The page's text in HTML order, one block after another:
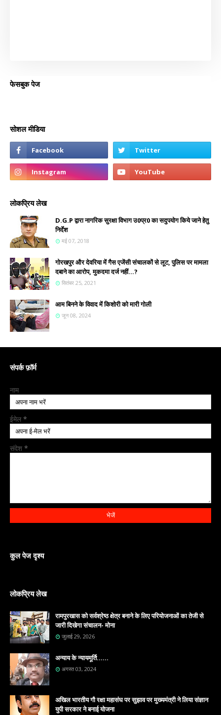
फेसबुक पेज
सोशल मीडिया
लोकप्रिय लेख
D.G.P द्वारा नागरिक सुरक्षा विभाग उ0प्र0 का सदुपयोग किये जाने हेतु
निर्देश
मई 07, 2018
गोरखपुर और देवरिया में गैस एजेंसी संचालकों से लूट, पुलिस पर मामला
दबाने का आरोप, मुकदमा दर्ज नहीं...?
सितंबर 25, 2021
आम बिनने के विवाद में किशोरी को मारी गोली
जून 08, 2024
संपर्क फ़ॉर्म
नाम
ईमेल *
संदेश *
कुल पेज दृश्य
लोकप्रिय लेख
रामपुरखास को सर्वश्रेष्ठ क्षेत्र बनाने के लिए परियोजनाओं का तेजी से
जारी दिखेगा संचालन- मोना
जुलाई 29, 2026
अन्याय के न्यायमूर्ति......
अगस्त 03, 2024
अखिल भारतीय गौ रक्षा महासंघ पर सुझाव पर मुख्यमंत्री ने लिया संज्ञान
युपी सरकार ने बनाई योजना